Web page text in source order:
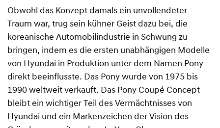
Obwohl das Konzept damals ein unvollendeter
Traum war, trug sein kühner Geist dazu bei, die
koreanische Automobilindustrie in Schwung zu
bringen, indem es die ersten unabhängigen Modelle
von Hyundai in Produktion unter dem Namen Pony
direkt beeinflusste. Das Pony wurde von 1975 bis
1990 weltweit verkauft. Das Pony Coupé Concept
bleibt ein wichtiger Teil des Vermächtnisses von
Hyundai und ein Markenzeichen der Vision des